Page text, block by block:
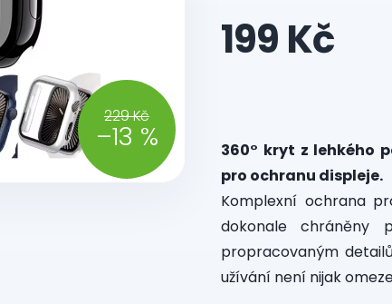
229 Kč
–13 %
199 Kč
360° kryt z lehkého
pro ochranu displeje.
Komplexní ochrana
dokonale chráněny
propracovaným
užívání není nijak